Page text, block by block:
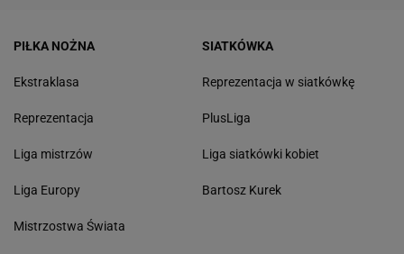
PIŁKA NOŻNA
Ekstraklasa
Reprezentacja
Liga mistrzów
Liga Europy
Mistrzostwa Świata
SIATKÓWKA
Reprezentacja w siatkówkę
PlusLiga
Liga siatkówki kobiet
Bartosz Kurek